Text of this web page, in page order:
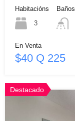
Habitacións
3
Baños
En Venta
$40 Q 225
Destacado